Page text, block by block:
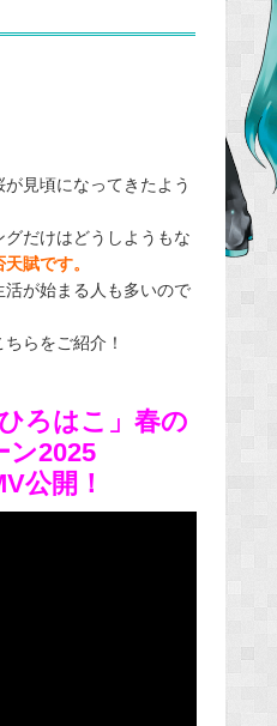
見頃になってきたよう
だけはどうしようもな
賦です。
が始まる人も多いので
らをご紹介！
ろはこ」春の
ン2025
公開！